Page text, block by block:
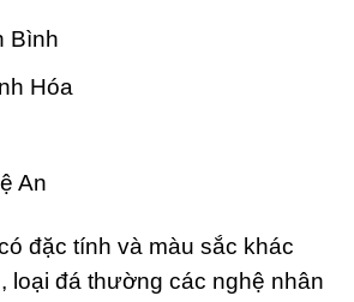
Bình
Hóa
An
đặc tính và màu sắc khác
loại đá thường các nghệ nhân